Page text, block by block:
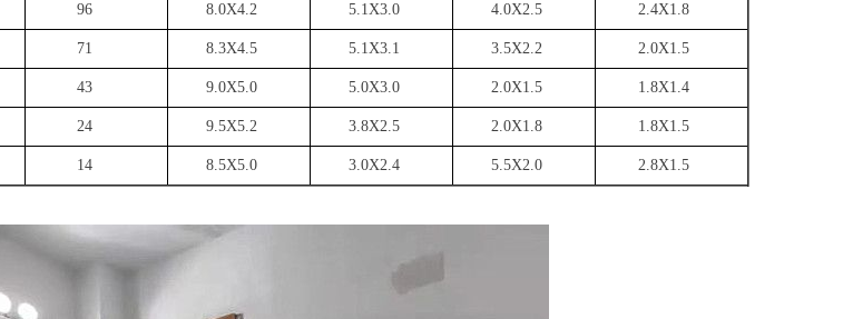
96 8.0X4.2 5.1X3.0 4.0X2.5 2.4X1.8
71 8.3X4.5 5.1X3.1 3.5X2.2 2.0X1.5
43 9.0X5.0 5.0X3.0 2.0X1.5 1.8X1.4
24 9.5X5.2 3.8X2.5 2.0X1.8 1.8X1.5
14 8.5X5.0 3.0X2.4 5.5X2.0 2.8X1.5